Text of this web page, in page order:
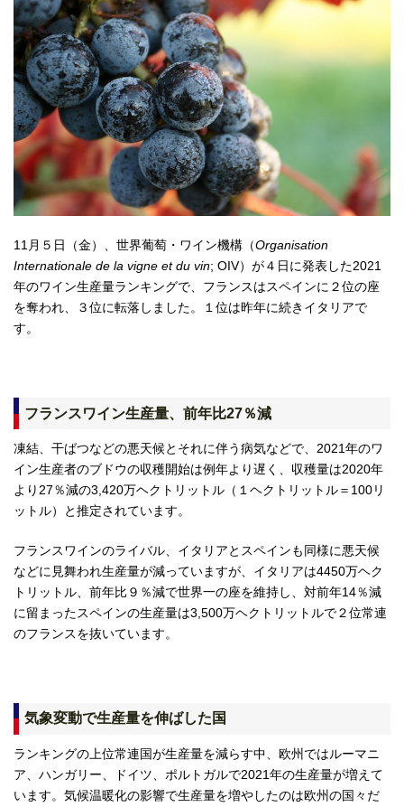
11月５日（金）、世界葡萄・ワイン機構（Organisation
Internationale de la vigne et du vin; OIV）が４日に発表した2021
年のワイン生産量ランキングで、フランスはスペインに２位の座
を奪われ、３位に転落しました。１位は昨年に続きイタリアで
す。
フランスワイン生産量、前年比27％減
凍結、干ばつなどの悪天候とそれに伴う病気などで、2021年のワ
イン生産者のブドウの収穫開始は例年より遅く、収穫量は2020年
より27％減の3,420万ヘクトリットル（１ヘクトリットル＝100リ
ットル）と推定されています。
フランスワインのライバル、イタリアとスペインも同様に悪天候
などに見舞われ生産量が減っていますが、イタリアは4450万ヘク
トリットル、前年比９％減で世界一の座を維持し、対前年14％減
に留まったスペインの生産量は3,500万ヘクトリットルで２位常連
のフランスを抜いています。
気象変動で生産量を伸ばした国
ランキングの上位常連国が生産量を減らす中、欧州ではルーマニ
ア、ハンガリー、ドイツ、ポルトガルで2021年の生産量が増えて
います。気候温暖化の影響で生産量を増やしたのは欧州の国々だ